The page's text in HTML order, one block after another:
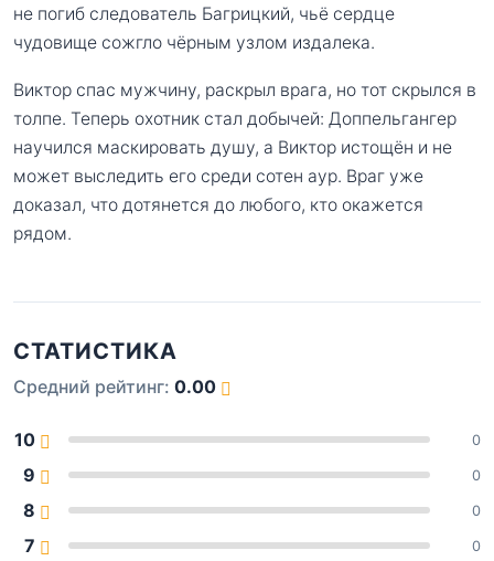
не погиб следователь Багрицкий, чьё сердце
чудовище сожгло чёрным узлом издалека.
Виктор спас мужчину, раскрыл врага, но тот скрылся в
толпе. Теперь охотник стал добычей: Доппельгангер
научился маскировать душу, а Виктор истощён и не
может выследить его среди сотен аур. Враг уже
доказал, что дотянется до любого, кто окажется
рядом.
СТАТИСТИКА
Средний рейтинг: 0.00
10 0
9 0
8 0
7 0